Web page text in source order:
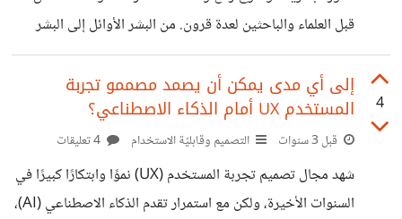
الفوائد والتحديات المحتملة التي تأتي مع هذا التحول. من أهم
الطرق التي يغير بها الذكاء الاصطناعي ألعاب الفيديو هي إنشاء
شخصيات أكثر ذكاءً وواقعية غير قابلة للافتراض
قبل العلماء والباحثين لعدة قرون. من البشر الأوائل إلى البشر
المعاصرين، تم تشكيل تطور جنسنا من خلال مجموعة متنوعة
من العوامل، بما في ذلك التطورات البيولوجية والأنثروبولوجية
والثقافية. ومع انتقالنا إلى المستقبل، نشهد الآن ظهور نوع جديد
من التطور يتمحور حول المعلومات الرقمية والتناظرية. سوف
نستكشف هذا التطور الجديد وكيف يشكل مستقبل البشرية.
التطور الجديد الذي نشهده مدفوع بنوعين من المعلومات:
4
إلى أي مدى يمكن أن يصمد مصممو تجربة
المستخدم UX أمام الذكاء الاصطناعي؟
قبل 3 سنوات التصميم وقابليّة الاستخدام
شهد مجال تصميم تجربة المستخدم (UX) نموًا وابتكارًا كبيرًا في
السنوات الأخيرة، ولكن مع استمرار تقدم الذكاء الاصطناعي (AI)،